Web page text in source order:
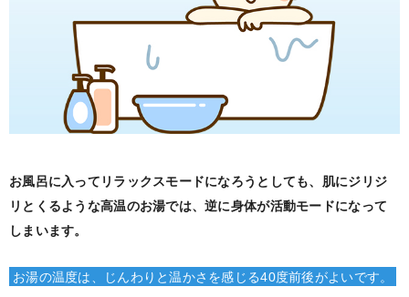
お風呂に入ってリラックスモードになろうとしても、肌にジリジ
リとくるような高温のお湯では、逆に身体が活動モードになって
しまいます。
お湯の温度は、じんわりと温かさを感じる40度前後がよいです。